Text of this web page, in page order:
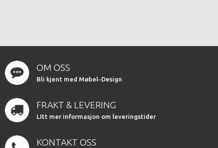
OM OSS
Bli kjent med Møbel-Design
FRAKT & LEVERING
LItt mer informasjon om leveringstider
KONTAKT OSS